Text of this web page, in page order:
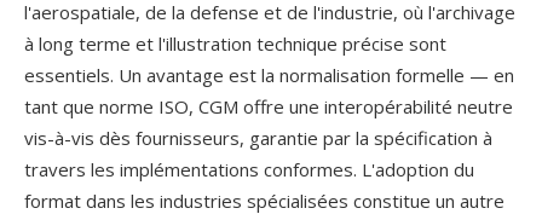
l'aerospatiale, de la defense et de l'industrie, où l'archivage
à long terme et l'illustration technique précise sont
essentiels. Un avantage est la normalisation formelle — en
tant que norme ISO, CGM offre une interopérabilité neutre
vis-à-vis dès fournisseurs, garantie par la spécification à
travers les implémentations conformes. L'adoption du
format dans les industries spécialisées constitue un autre